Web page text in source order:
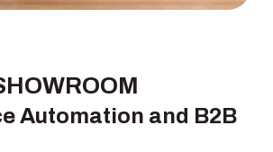
Automation and B2B